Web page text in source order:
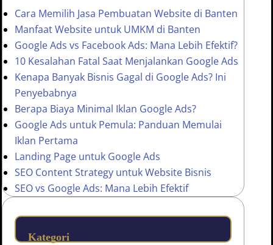
Cara Memilih Jasa Pembuatan Website di Banten
Manfaat Website untuk UMKM di Banten
Google Ads vs Facebook Ads: Mana Lebih Efektif?
10 Kesalahan Fatal Saat Menjalankan Google Ads
Kenapa Banyak Bisnis Gagal di Google Ads? Ini
Penyebabnya
Berapa Biaya Minimal Iklan Google Ads?
Google Ads untuk Pemula: Panduan Memulai
Iklan Pertama
Landing Page untuk Google Ads
SEO Content Strategy untuk Website Bisnis
SEO vs Google Ads: Mana Lebih Efektif
Kategori